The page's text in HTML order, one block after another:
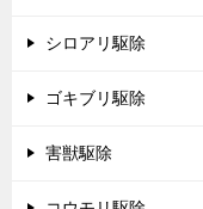
シロアリ駆除
ゴキブリ駆除
害獣駆除